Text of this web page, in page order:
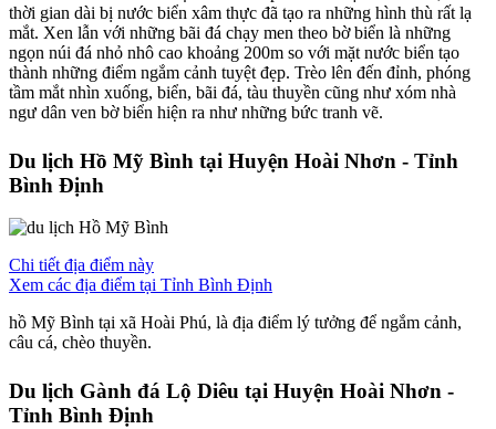
thời gian dài bị nước biển xâm thực đã tạo ra những hình thù rất lạ
mắt. Xen lẫn với những bãi đá chạy men theo bờ biển là những
ngọn núi đá nhỏ nhô cao khoảng 200m so với mặt nước biển tạo
thành những điểm ngắm cảnh tuyệt đẹp. Trèo lên đến đỉnh, phóng
tầm mắt nhìn xuống, biển, bãi đá, tàu thuyền cũng như xóm nhà
ngư dân ven bờ biển hiện ra như những bức tranh vẽ.
Du lịch Hồ Mỹ Bình tại Huyện Hoài Nhơn - Tỉnh
Bình Định
Chi tiết địa điểm này
Xem các địa điểm tại Tỉnh Bình Định
hồ Mỹ Bình tại xã Hoài Phú, là địa điểm lý tưởng để ngắm cảnh,
câu cá, chèo thuyền.
Du lịch Gành đá Lộ Diêu tại Huyện Hoài Nhơn -
Tỉnh Bình Định